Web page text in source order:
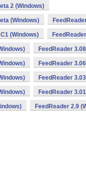
2 (Windows)
(Windows)
(Windows)
FeedReader
FeedReader
FeedReader
FeedReader
FeedReader 2.9